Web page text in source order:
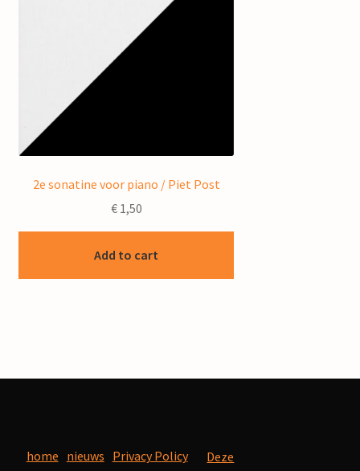
2e sonatine voor piano / Piet Post
€1,50
Add to cart
home nieuws Privacy Policy
Deze